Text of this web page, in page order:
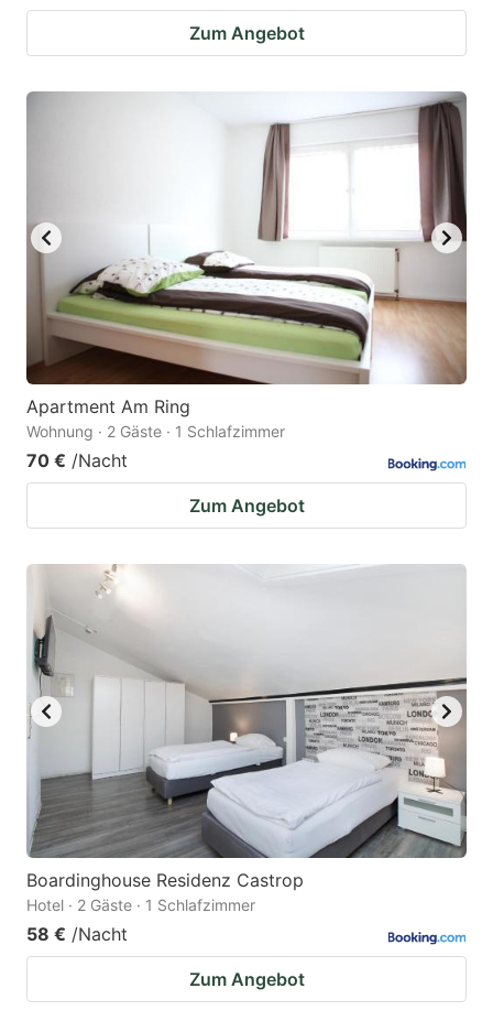
Zum Angebot
Apartment Am Ring
Wohnung · 2 Gäste · 1 Schlafzimmer
70 € /Nacht
Zum Angebot
Boardinghouse Residenz Castrop
Hotel · 2 Gäste · 1 Schlafzimmer
58 € /Nacht
Zum Angebot